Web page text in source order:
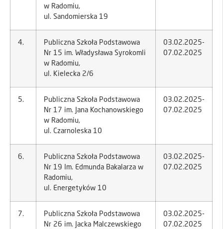
w Radomiu,
ul. Sandomierska 19
4.
Publiczna Szkoła Podstawowa
Nr 15 im. Władysława Syrokomli
w Radomiu,
ul. Kielecka 2/6
03.02.2025-
07.02.2025
5.
Publiczna Szkoła Podstawowa
Nr 17 im. Jana Kochanowskiego
w Radomiu,
ul. Czarnoleska 10
03.02.2025-
07.02.2025
6.
Publiczna Szkoła Podstawowa
Nr 19 Im. Edmunda Bakalarza w
Radomiu,
ul. Energetyków 10
03.02.2025-
07.02.2025
7.
Publiczna Szkoła Podstawowa
Nr 26 im. Jacka Malczewskiego
03.02.2025-
07.02.2025